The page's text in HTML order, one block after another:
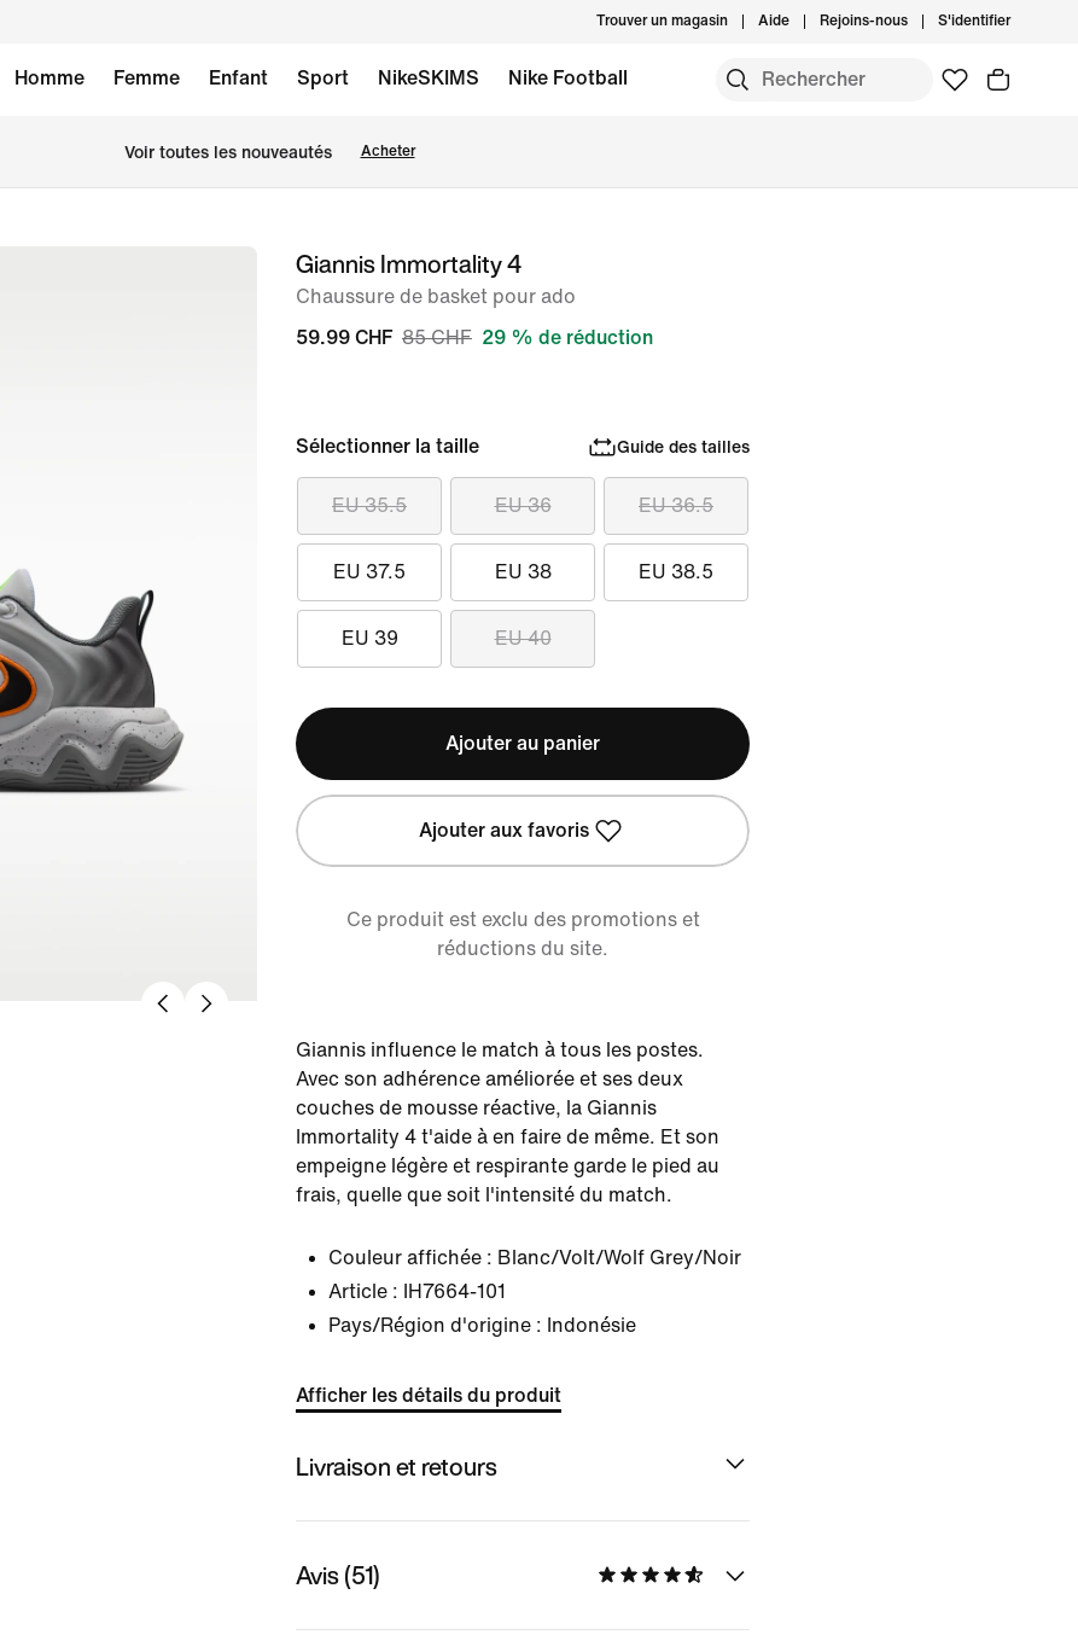
Trouver un magasin Aide Rejoins-nous S'identifier
Homme Femme Enfant Sport NikeSKIMS Nike Football
Voir toutes les nouveautés Acheter
image 1Giannis Immortality 4
Chaussure de basket pour ado
59.99 CHF 85 CHF 29 % de réduction
Sélectionner la taille Guide des tailles
EU 35.5 EU 36 EU 36.5
EU 37.5 EU 38 EU 38.5
EU 39 EU 40
Ajouter au panier
Ajouter aux favoris
Ce produit est exclu des promotions et
réductions du site.
Giannis influence le match à tous les postes.
Avec son adhérence améliorée et ses deux
couches de mousse réactive, la Giannis
Immortality 4 t'aide à en faire de même. Et son
empeigne légère et respirante garde le pied au
frais, quelle que soit l'intensité du match.
Couleur affichée : Blanc/Volt/Wolf Grey/Noir
Article :
IH7664-101
Pays/Région d'origine : Indonésie
Afficher les détails du produit
Livraison et retours
Avis (51)